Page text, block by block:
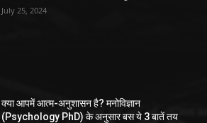
July 25, 2024
क्या आपमें आत्म-अनुशासन है? मनोविज्ञान
(Psychology PhD) के अनुसार बस ये 3 बातें तय